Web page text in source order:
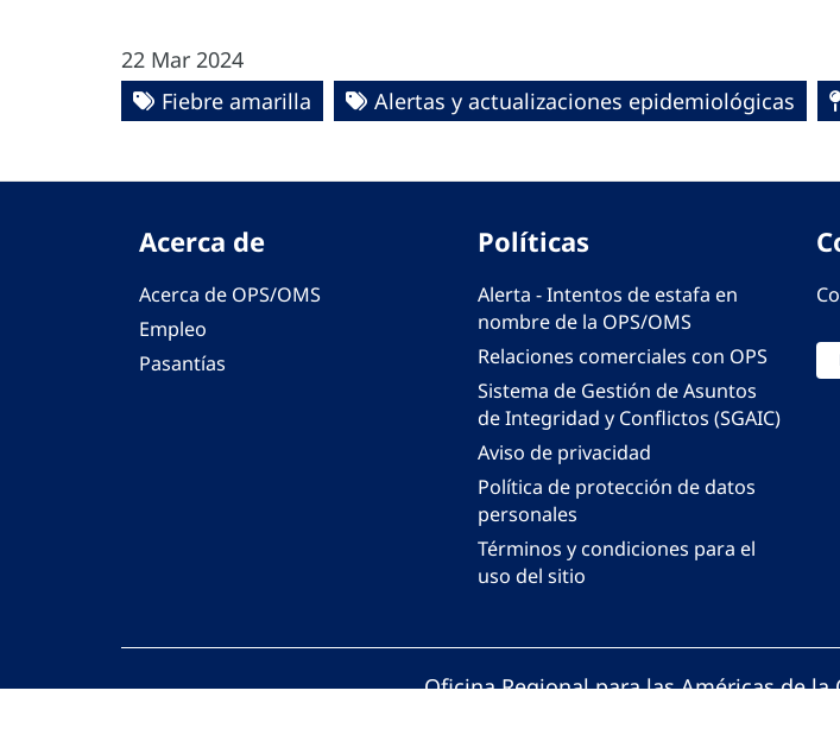
22 Mar 2024
Fiebre amarilla
Alertas y actualizaciones epidemiológicas
Acerca de
Acerca de OPS/OMS
Empleo
Pasantías
Políticas
Alerta - Intentos de estafa en
nombre de la OPS/OMS
Relaciones comerciales con OPS
Sistema de Gestión de Asuntos
de Integridad y Conflictos (SGAIC)
Aviso de privacidad
Política de protección de datos
personales
Términos y condiciones para el
uso del sitio
Oficina Regional para las Américas de